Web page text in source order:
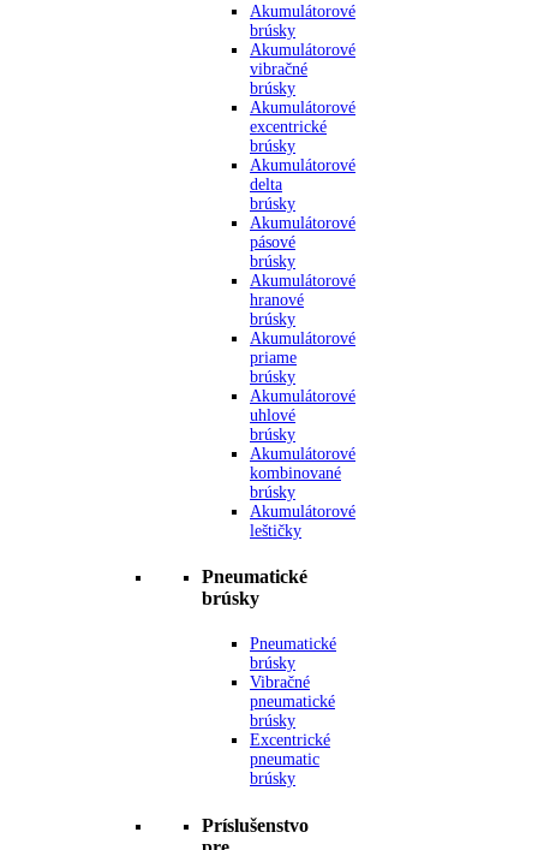
Akumulátorové
brúsky
Akumulátorové
vibračné
brúsky
Akumulátorové
excentrické
brúsky
Akumulátorové
delta
brúsky
Akumulátorové
pásové
brúsky
Akumulátorové
hranové
brúsky
Akumulátorové
priame
brúsky
Akumulátorové
uhlové
brúsky
Akumulátorové
kombinované
brúsky
Akumulátorové
leštičky
Pneumatické
brúsky
Pneumatické
brúsky
Vibračné
pneumatické
brúsky
Excentrické
pneumatic
brúsky
Príslušenstvo